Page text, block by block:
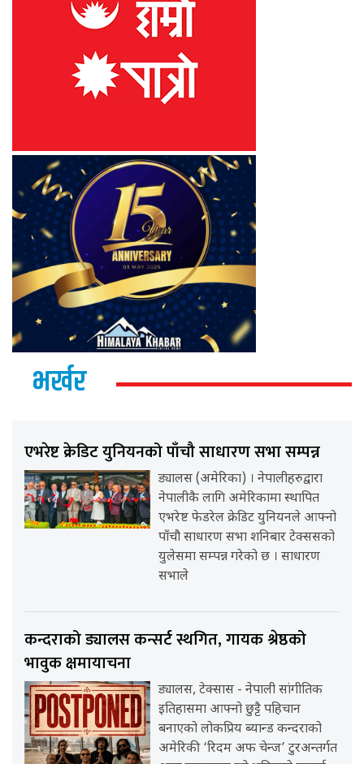
भर्खर
एभरेष्ट क्रेडिट युनियनको पाँचौ साधारण सभा सम्पन्न
ड्यालस (अमेरिका) । नेपालीहरुद्वारा
नेपालीकै लागि अमेरिकामा स्थापित
एभरेष्ट फेडरेल क्रेडिट युनियनले आफ्नो
पाँचौ साधारण सभा शनिबार टेक्ससको
युलेसमा सम्पन्न गरेको छ । साधारण
सभाले
कन्दराको ड्यालस कन्सर्ट स्थगित, गायक श्रेष्ठको
भावुक क्षमायाचना
ड्यालस, टेक्सास - नेपाली सांगीतिक
इतिहासमा आफ्नो छुट्टै पहिचान
बनाएको लोकप्रिय ब्यान्ड कन्दराको
अमेरिकी ‘रिदम अफ चेन्ज’ टुरअन्तर्गत